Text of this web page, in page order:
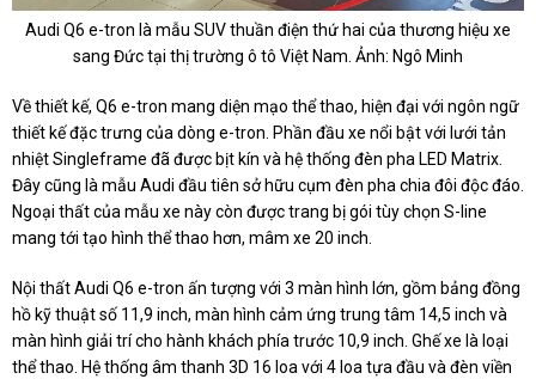
Audi Q6 e-tron là mẫu SUV thuần điện thứ hai của thương hiệu xe
sang Đức tại thị trường ô tô Việt Nam. Ảnh: Ngô Minh
Về thiết kế, Q6 e-tron mang diện mạo thể thao, hiện đại với ngôn ngữ
thiết kế đặc trưng của dòng e-tron. Phần đầu xe nổi bật với lưới tản
nhiệt Singleframe đã được bịt kín và hệ thống đèn pha LED Matrix.
Đây cũng là mẫu Audi đầu tiên sở hữu cụm đèn pha chia đôi độc đáo.
Ngoại thất của mẫu xe này còn được trang bị gói tùy chọn S-line
mang tới tạo hình thể thao hơn, mâm xe 20 inch.
Nội thất Audi Q6 e-tron ấn tượng với 3 màn hình lớn, gồm bảng đồng
hồ kỹ thuật số 11,9 inch, màn hình cảm ứng trung tâm 14,5 inch và
màn hình giải trí cho hành khách phía trước 10,9 inch. Ghế xe là loại
thể thao. Hệ thống âm thanh 3D 16 loa với 4 loa tựa đầu và đèn viền